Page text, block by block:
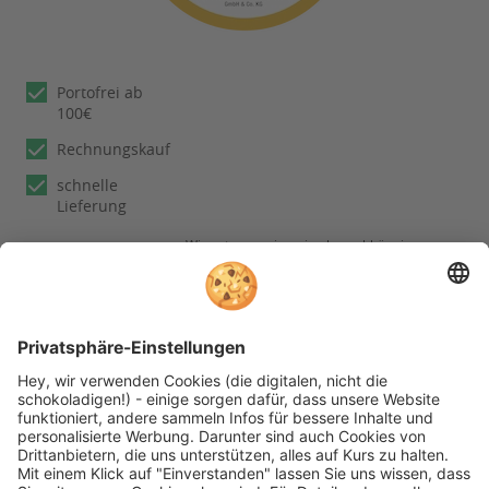
Portofrei ab
100€
Rechnungskauf
schnelle
Lieferung
Wir nutzen reviews.io als unabhängigen
Dienstleister für die Einholung von
Bewertungen. Erfahren Sie mehr unter
unserenInformationen zu
Kundenbewertungen
Folgen Sie rehashop auch auf folgenden Kanälen